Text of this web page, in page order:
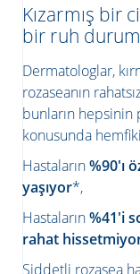
Kızarmış bir
bir ruh
Dermatologlar,
rozaseanın
bunların
konusunda
Hastaların%90'ı
yaşıyor*,
Hastaların%41'i
rahat
Şiddetli rozasea